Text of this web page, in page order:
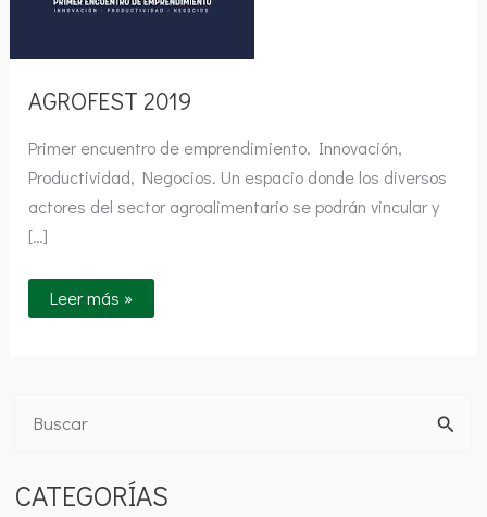
AGROFEST 2019
Primer encuentro de emprendimiento. Innovación,
Productividad, Negocios. Un espacio donde los diversos
actores del sector agroalimentario se podrán vincular y
[…]
Leer más »
s
CATEGORÍAS